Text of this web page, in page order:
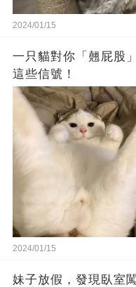
2024/01/15
一只貓對你「翹屁股
這些信號！
2024/01/15
妹子放假，發現臥室